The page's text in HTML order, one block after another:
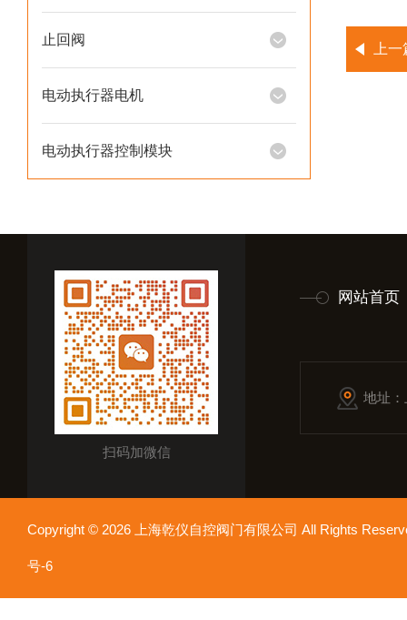
止回阀
电动执行器电机
电动执行器控制模块
上
扫码加微信
网站首页
地址
Copyright © 2026 上海乾仪自控阀门有限公司 All Rights
号-6